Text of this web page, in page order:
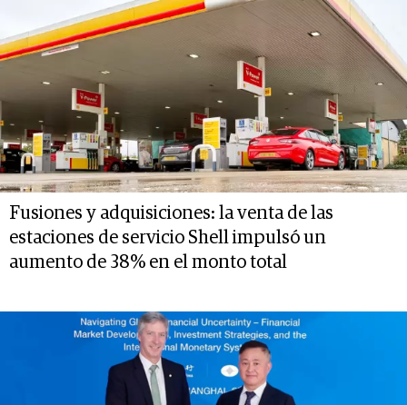
Fusiones y adquisiciones: la venta de las
estaciones de servicio Shell impulsó un
aumento de 38% en el monto total